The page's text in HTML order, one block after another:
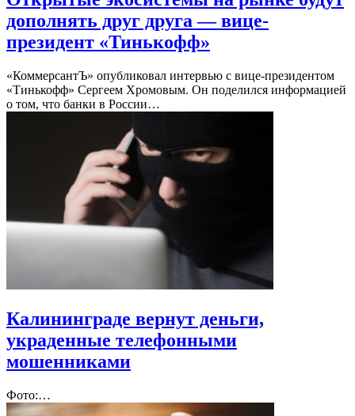
дополнять друг друга — вице-
президент «Тинькофф»
«КоммерсантЪ» опубликовал интервью с вице-президентом
«Тинькофф» Сергеем Хромовым. Он поделился информацией
о том, что банки в России…
Калининграде вернут деньги,
украденные телефонными
мошенниками
Фото:…